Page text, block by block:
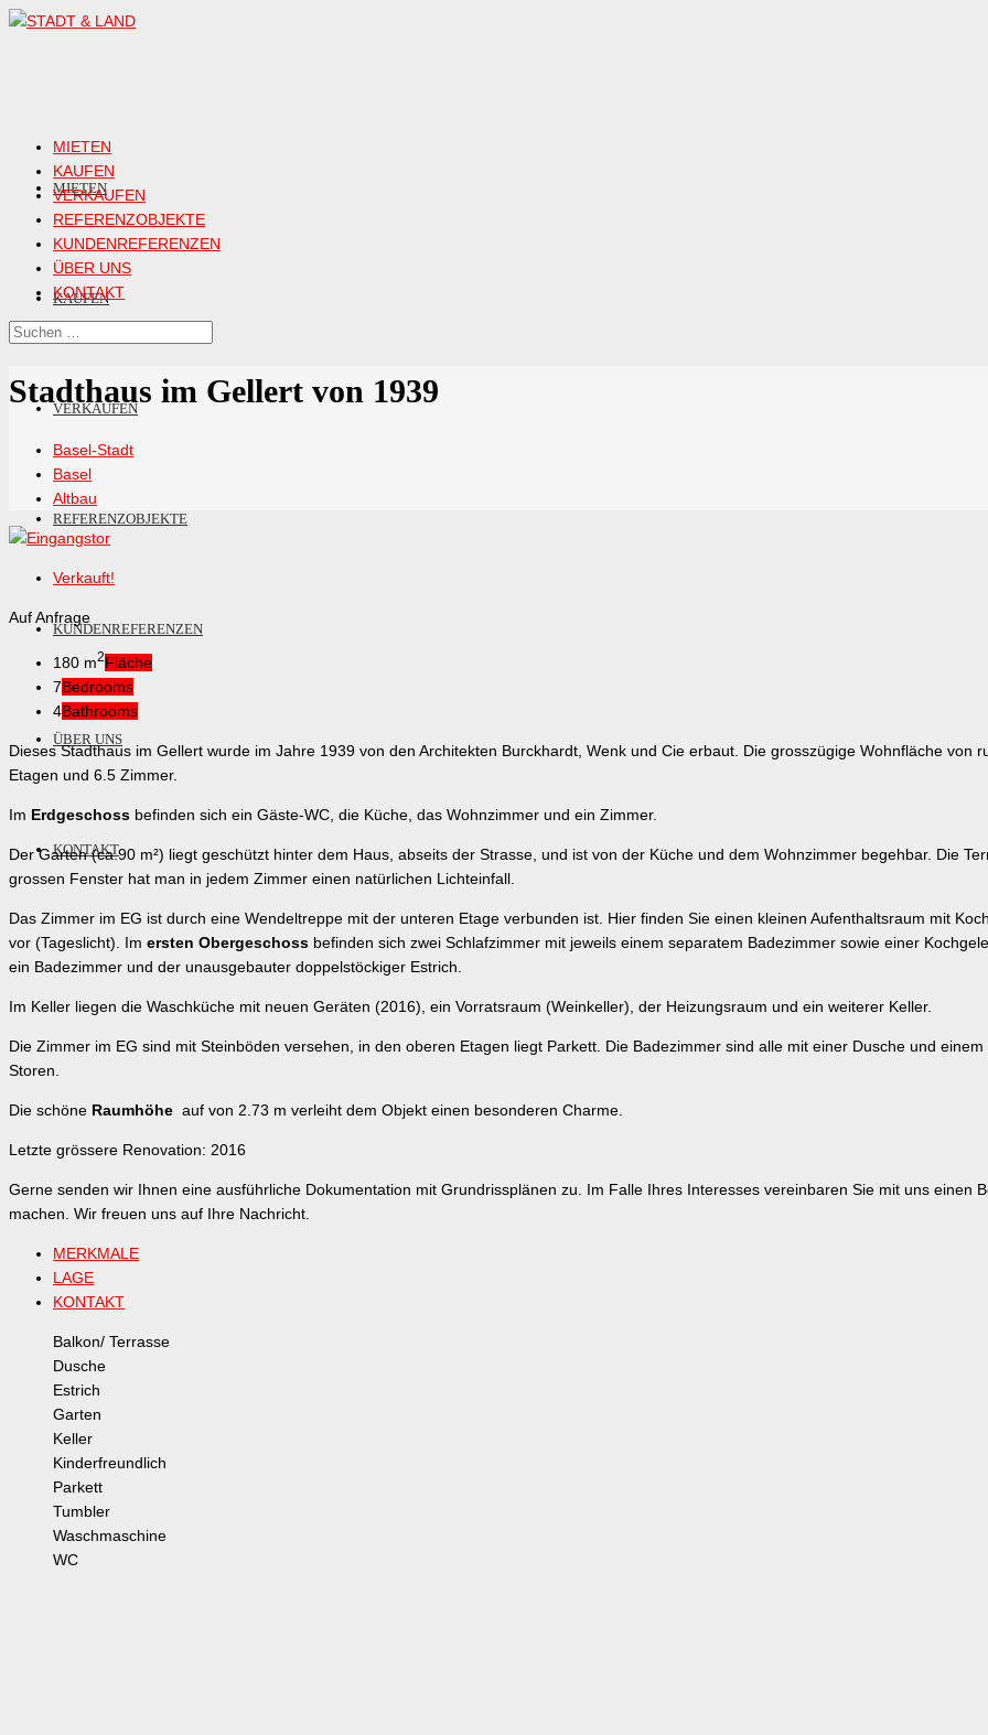
MIETEN
KAUFEN
VERKAUFEN
REFERENZOBJEKTE
KUNDENREFERENZEN
ÜBER UNS
KONTAKT
MIETEN
KAUFEN
VERKAUFEN
REFERENZOBJEKTE
KUNDENREFERENZEN
ÜBER UNS
KONTAKT
Stadthaus im Gellert von 1939
Basel-Stadt
Basel
Altbau
Verkauft!
Auf Anfrage
180 m2Fläche
7Bedrooms
4Bathrooms
Dieses Stadthaus im Gellert wurde im Jahre 1939 von den Architekten Burckhardt, Wenk und Cie erbaut. Die grosszügige Wohnfläche von
Etagen und 6.5 Zimmer.
Im Erdgeschoss befinden sich ein Gäste-WC, die Küche, das Wohnzimmer und ein Zimmer.
Der Garten (ca.90 m²) liegt geschützt hinter dem Haus, abseits der Strasse, und ist von der Küche und dem Wohnzimmer begehbar. Die
grossen Fenster hat man in jedem Zimmer einen natürlichen Lichteinfall.
Das Zimmer im EG ist durch eine Wendeltreppe mit der unteren Etage verbunden ist. Hier finden Sie einen kleinen Aufenthaltsraum mit
vor (Tageslicht). Im ersten Obergeschoss befinden sich zwei Schlafzimmer mit jeweils einem separatem Badezimmer sowie einer
ein Badezimmer und der unausgebauter doppelstöckiger Estrich.
Im Keller liegen die Waschküche mit neuen Geräten (2016), ein Vorratsraum (Weinkeller), der Heizungsraum und ein weiterer Keller.
Die Zimmer im EG sind mit Steinböden versehen, in den oberen Etagen liegt Parkett. Die Badezimmer sind alle mit einer Dusche und
Storen.
Die schöne Raumhöhe auf von 2.73 m verleiht dem Objekt einen besonderen Charme.
Letzte grössere Renovation: 2016
Gerne senden wir Ihnen eine ausführliche Dokumentation mit Grundrissplänen zu. Im Falle Ihres Interesses vereinbaren Sie mit uns einen
machen. Wir freuen uns auf Ihre Nachricht.
MERKMALE
LAGE
KONTAKT
Balkon/ Terrasse
Dusche
Estrich
Garten
Keller
Kinderfreundlich
Parkett
Tumbler
Waschmaschine
WC